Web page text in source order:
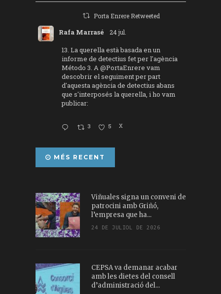
Porta Enrere Retweeted
Rafa Marrasé 24 jul.
13. La querella està basada en un
informe de detectius fet per l'agència
Método 3. A@PortaEnrere vam
descobrir el seguiment per part
d'aquesta agència de detectius abans
que s'interposés la querella, i ho vam
publicar:
3 5 X
MÉS RECENT
Viñuales signa un conveni de
patrocini amb Griñó,
l’empresa que ha...
24 DE JULIOL DE 2026
CEPSA va demanar acabar
amb les dietes del consell
d’administració del...